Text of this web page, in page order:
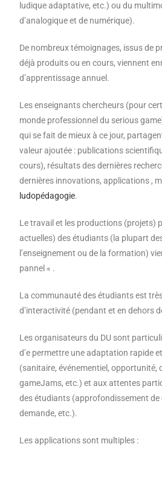
ludique adaptative, etc.) ou du
d’analogique et de numérique).
De nombreux témoignages, issus de
déjà produits ou en cours, viennent
d’apprentissage annuel.
Les enseignants chercheurs (pour
monde professionnel du serious
qui se fait de mieux à ce jour,
valeur ajoutée : publications
cours), résultats des dernières
dernières innovations, applications ,
ludopédagogie.
Le travail et les productions (projets)
actuelles) des étudiants (la plupart
l’enseignement ou de la formation)
pannel « .
La communauté des étudiants est
d’interactivité (pendant et en dehors
Les organisateurs du DU sont
d’e permettre une adaptation rapide
(sanitaire, événementiel, opportunité,
gameJams, etc.) et aux attentes
des étudiants (approfondissement de
demande, etc.).
Les applications sont multiples :